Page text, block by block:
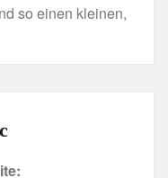
so einen kleinen,